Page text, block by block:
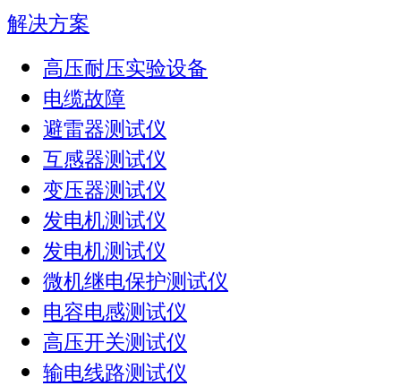
解决方案
高压耐压实验设备
电缆故障
避雷器测试仪
互感器测试仪
变压器测试仪
发电机测试仪
发电机测试仪
微机继电保护测试仪
电容电感测试仪
高压开关测试仪
输电线路测试仪